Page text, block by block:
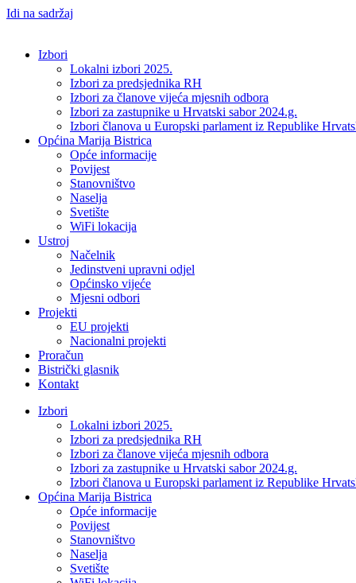
Idi na sadržaj
Izbori
Lokalni izbori 2025.
Izbori za predsjednika RH
Izbori za članove vijeća mjesnih odbora
Izbori za zastupnike u Hrvatski sabor 2024.g.
Izbori članova u Europski parlament iz Republike
Općina Marija Bistrica
Opće informacije
Povijest
Stanovništvo
Naselja
Svetište
WiFi lokacija
Ustroj
Načelnik
Jedinstveni upravni odjel
Općinsko vijeće
Mjesni odbori
Projekti
EU projekti
Nacionalni projekti
Proračun
Bistrički glasnik
Kontakt
Izbori
Lokalni izbori 2025.
Izbori za predsjednika RH
Izbori za članove vijeća mjesnih odbora
Izbori za zastupnike u Hrvatski sabor 2024.g.
Izbori članova u Europski parlament iz Republike
Općina Marija Bistrica
Opće informacije
Povijest
Stanovništvo
Naselja
Svetište